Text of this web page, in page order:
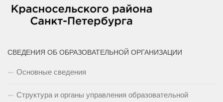
СВЕДЕНИЯ ОБ ОБРАЗОВАТЕЛЬНОЙ ОРГАНИЗАЦИИ
Основные сведения
Структура и органы управления образовательной